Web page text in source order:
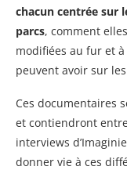
chacun centrée sur
parcs, comment
modifiées au fur et à
peuvent avoir sur
Ces documentaires
et contiendront
interviews
donner vie à ces